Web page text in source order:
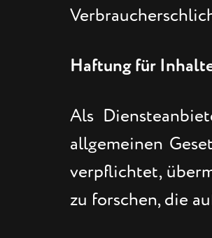
Haftung für
Als
allgemeinen
verpflichtet,
zu forschen, die